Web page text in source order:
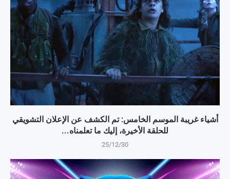
أشياء غريبة الموسم الخامس: تم الكشف عن الإعلان التشويقي
للحلقة الأخيرة، إليك ما تعلمناه...
25/12/30